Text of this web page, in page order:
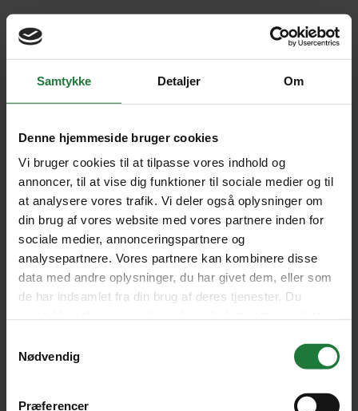
Samtykke Detaljer Om
Denne hjemmeside bruger cookies
Vi bruger cookies til at tilpasse vores indhold og
annoncer, til at vise dig funktioner til sociale medier og til
at analysere vores trafik. Vi deler også oplysninger om
din brug af vores website med vores partnere inden for
sociale medier, annonceringspartnere og
analysepartnere. Vores partnere kan kombinere disse
data med andre oplysninger, du har givet dem, eller som
de har indsamlet fra din brug af deres tjenester. Du
Nødvendig
Præferencer
Oh no!
action again.